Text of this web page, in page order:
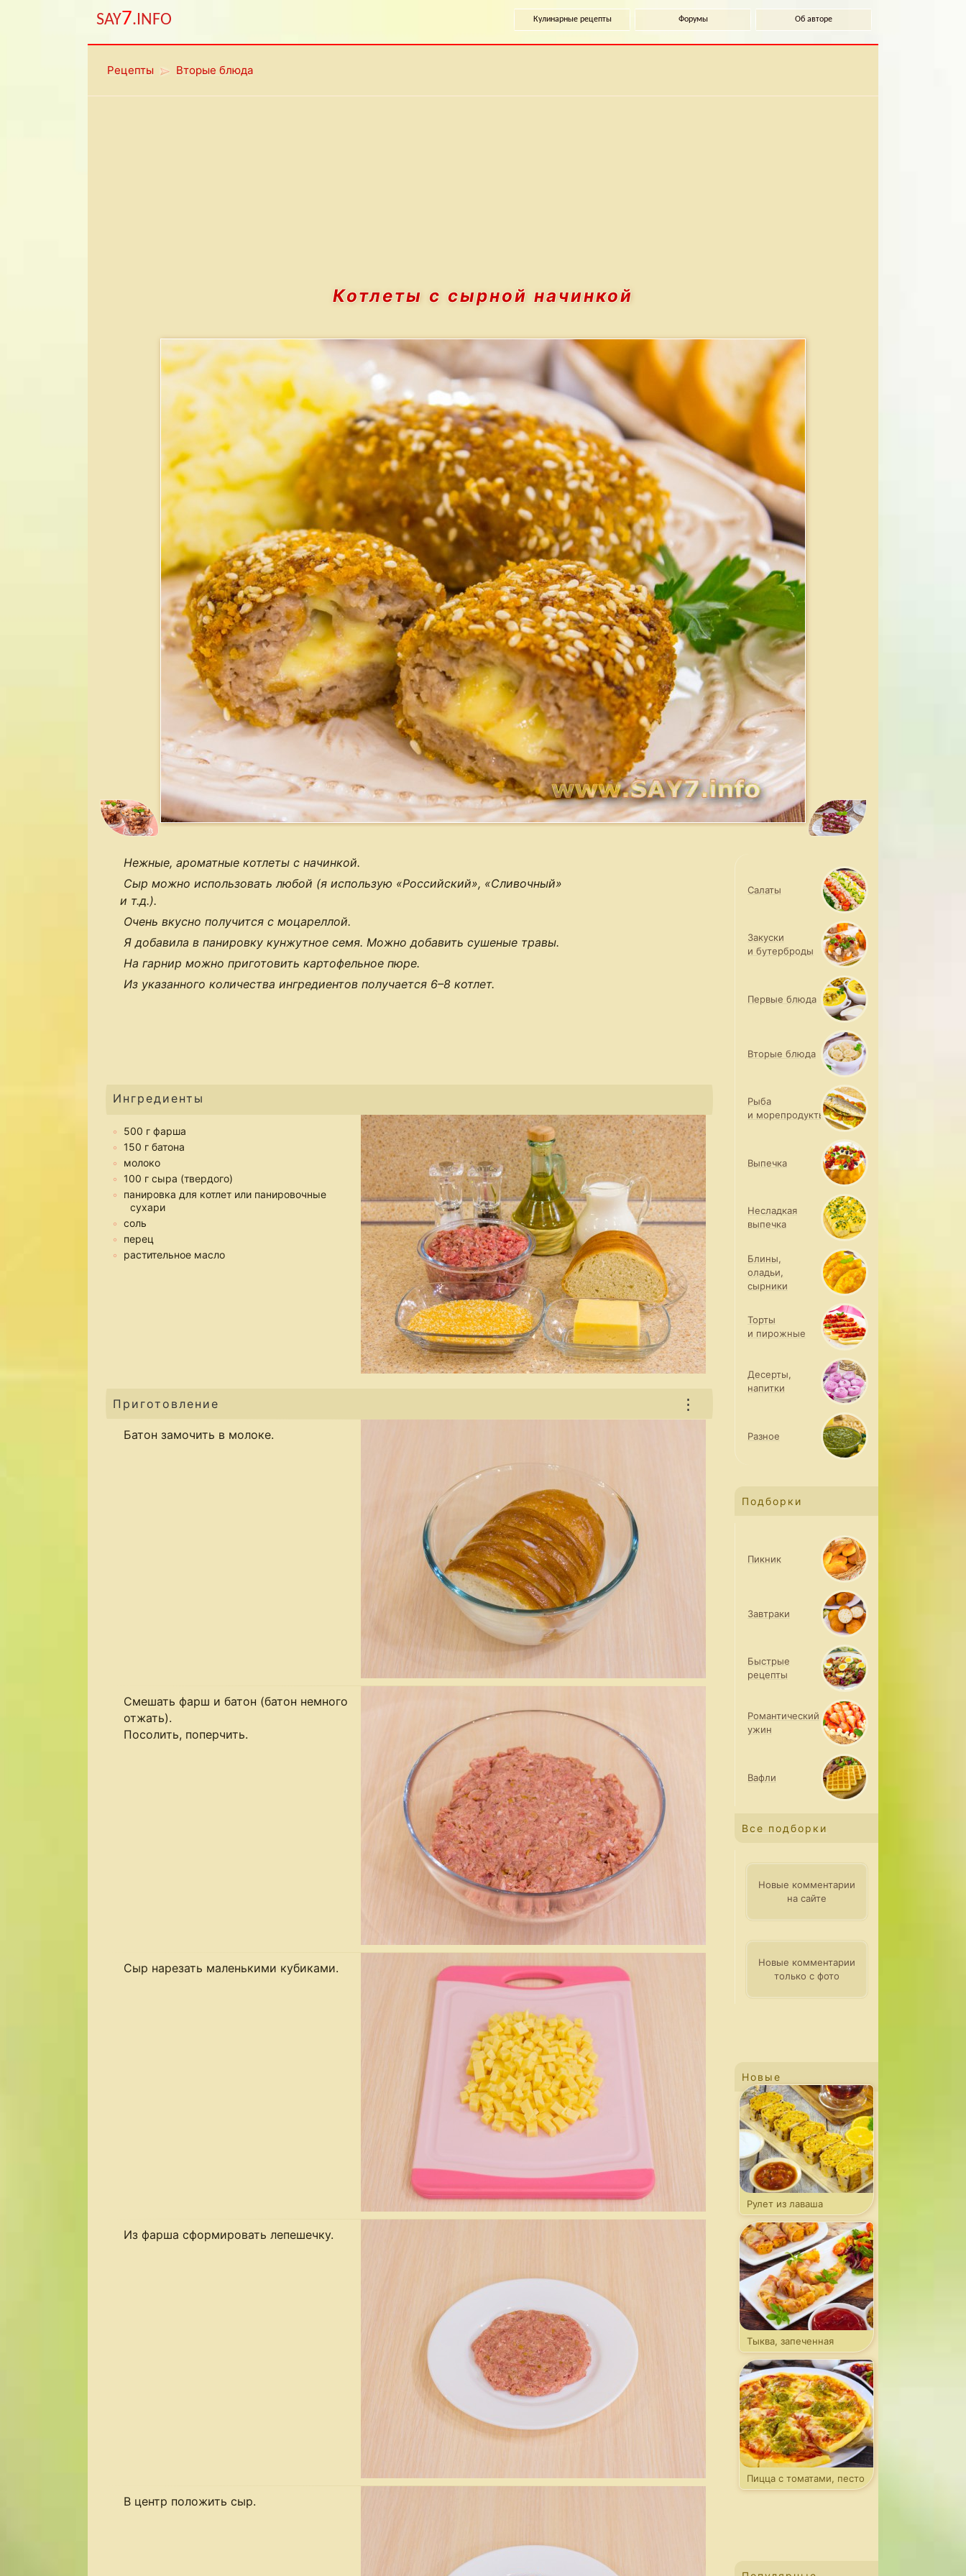
SAY7.INFO Кулинарные рецепты Форумы Об авторе
Рецепты Вторые блюда
Котлеты с сырной начинкой
Нежные, ароматные котлеты с начинкой.
Сыр можно использовать любой (я использую «Российский», «Сливочный»
и т.д.).
Очень вкусно получится с моцареллой.
Я добавила в панировку кунжутное семя. Можно добавить сушеные травы.
На гарнир можно приготовить картофельное пюре.
Из указанного количества ингредиентов получается 6–8 котлет.
Ингредиенты
500 г фарша
150 г батона
молоко
100 г сыра (твердого)
панировка для котлет или панировочные
сухари
соль
перец
растительное масло
Приготовление ⋮
Батон замочить в молоке.
Смешать фарш и батон (батон немного
отжать).
Посолить, поперчить.
Сыр нарезать маленькими кубиками.
Из фарша сформировать лепешечку.
В центр положить сыр.
Салаты
Закуски
и бутерброды
Первые блюда
Вторые блюда
Рыба
и морепродукты
Выпечка
Несладкая
выпечка
Блины,
оладьи,
сырники
Торты
и пирожные
Десерты,
напитки
Разное
Подборки
Пикник
Завтраки
Быстрые
рецепты
Романтический
ужин
Вафли
Все подборки
Новые комментарии
на сайте
Новые комментарии
только с фото
Новые
Рулет из лаваша
с капустой
Тыква, запеченная
в беконе
Пицца с томатами, песто